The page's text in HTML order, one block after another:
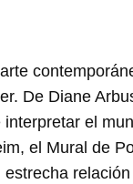
De Diane
el
el Mural de